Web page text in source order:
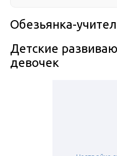
Обезьянка-
Детские
девочек